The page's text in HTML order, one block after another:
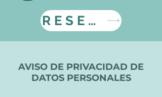
RESERVA AQUI
AVISO DE PRIVACIDAD DE
DATOS PERSONALES